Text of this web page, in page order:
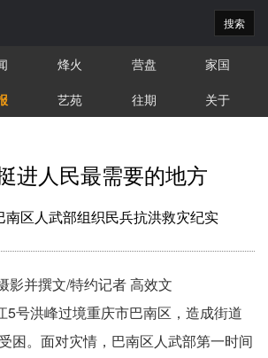
搜索
烽火 营盘
家国
艺苑 往期 关于
进人民最需要的地方
区人武部组织民兵抗洪救灾纪实
影并撰文/特约记者 高效文
5号洪峰过境重庆市巴南区，造成街道
困。面对灾情，巴南区人武部第一时间